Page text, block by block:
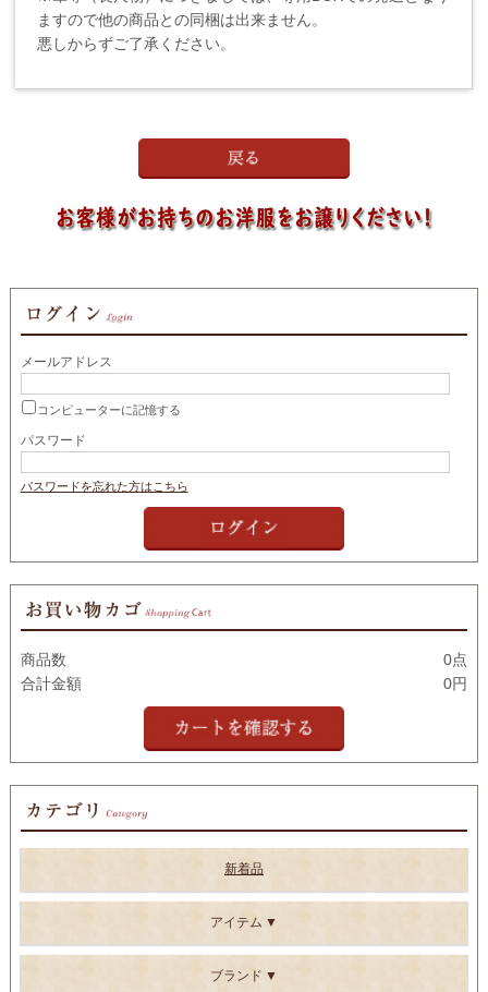
ますので他の商品との同梱は出来ません。
悪しからずご了承ください。
メールアドレス
コンピューターに記憶する
パスワード
パスワードを忘れた方はこちら
商品数
0点
合計金額
0円
新着品
アイテム
ブランド